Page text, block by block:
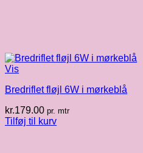
Vis
Bredriflet fløjl 6W i mørkeblå
kr.179.00 pr. mtr
Tilføj til kurv